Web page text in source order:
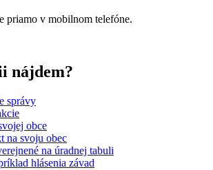
priamo v mobilnom telefóne.
nájdem?
správy
obce
na svoju obec
na úradnej tabuli
hlásenia závad